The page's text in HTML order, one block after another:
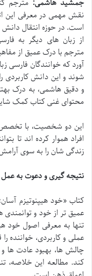
جمشید هاشمی: مترجم
نقش مهمی در معرفی این
است. در حوزه انتقال
از زبان های دیگر به
مترجم با درک عمیق از
آورد که خوانندگان فارسی
شوند و این دانش کاربردی
و دقیق هاشمی، به درک
محتوای غنی کتاب کمک
این دو شخصیت، با تخصص
افراد هموار کرده اند تا
زندگی شان را به سوی
نتیجه گیری و دعوت به عمل
کتاب «خود هیپنوتیزم
عمیق تر از خود و
تنها به معرفی اصول خود
عملی و کاربردی، خواننده
چالش ها، بهبود عادت ها
کند. مطالعه این خلاصه،